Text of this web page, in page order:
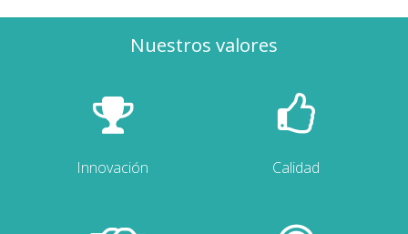
Nuestros valores
Innovación Calidad